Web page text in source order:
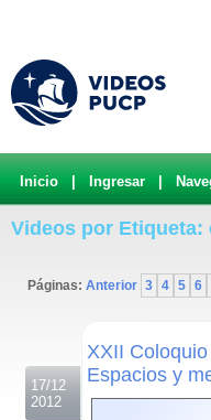
Inicio Ingresar
Videos por Etiqueta:
Páginas: Anterior 3 4 5 6
17/12
2012
XXII
Espacios y